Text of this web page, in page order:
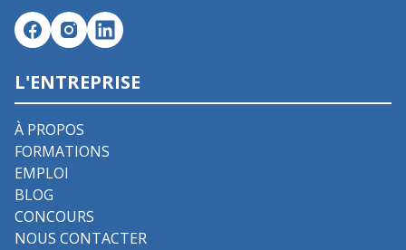
L'ENTREPRISE
À PROPOS
FORMATIONS
EMPLOI
BLOG
CONCOURS
NOUS CONTACTER